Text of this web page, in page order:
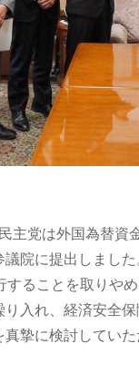
主党は外国為替資
院に提出しまし
ることを取りや
入れ、経済安全
摯に検討していた